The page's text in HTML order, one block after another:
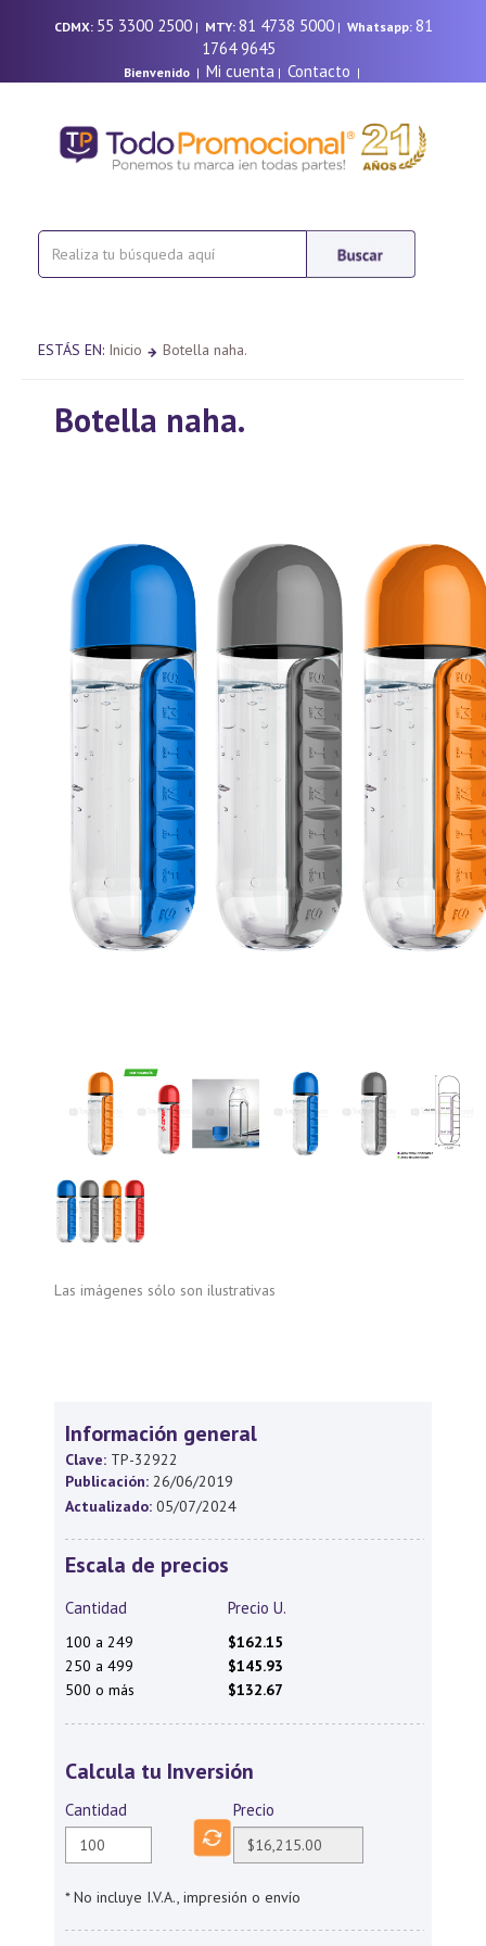
CDMX: 55 3300 2500| MTY: 81 4738 5000| Whatsapp: 81
1764 9645
Bienvenido| Mi cuenta | Contacto |
ESTÁS EN: Inicio Botella naha.
Botella naha.
Las imágenes sólo son ilustrativas
Información general
Clave: TP-32922
Publicación: 26/06/2019
Actualizado: 05/07/2024
Escala de precios
Cantidad Precio U.
100 a 249
$162.15
250 a 499
$145.93
500 o más
$132.67
Calcula tu Inversión
Cantidad Precio
* No incluye I.V.A., impresión o envío